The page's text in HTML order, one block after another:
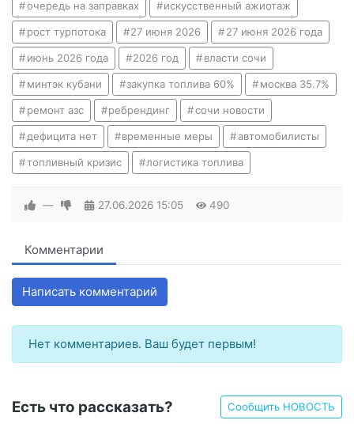
очередь на заправках искусственный ажиотаж
рост турпотока 27 июня 2026 27 июня 2026 года
июнь 2026 года 2026 год власти сочи
минтэк кубани закупка топлива 60% москва 35.7%
ремонт азс ребрендинг сочи новости
дефицита нет временные меры автомобилисты
топливный кризис логистика топлива
— 27.06.2026 15:05 490
Комментарии
Написать комментарий
Нет комментариев. Ваш будет первым!
Есть что рассказать? Сообщить НОВОСТЬ